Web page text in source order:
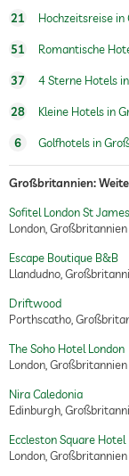
21 Hochzeitsreise
51 Romantische
37 4 Sterne Hotels
28 Kleine Hotels in
6 Golfhotels in
Großbritannien:
Sofitel London St James
London, Großbritannien
Escape Boutique B&B
Llandudno,
Driftwood
Porthscatho,
The Soho Hotel London
London, Großbritannien
Nira Caledonia
Edinburgh,
Eccleston Square Hotel
London, Großbritannien